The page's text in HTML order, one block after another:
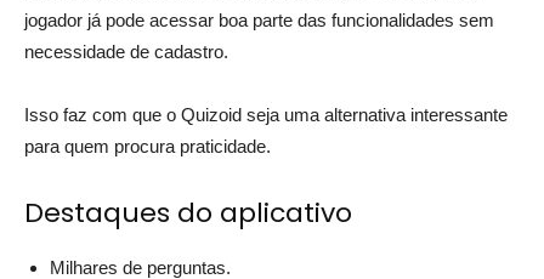
jogador já pode acessar boa parte das funcionalidades sem
necessidade de cadastro.
Isso faz com que o Quizoid seja uma alternativa interessante
para quem procura praticidade.
Destaques do aplicativo
Milhares de perguntas.